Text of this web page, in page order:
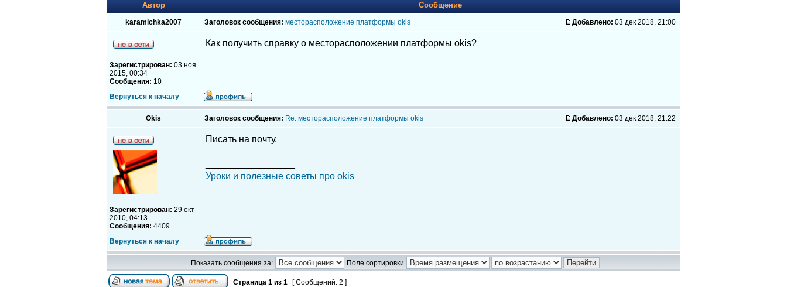
Автор Сообщение
karamichka2007 Заголовок сообщения: месторасположение платформы okis Добавлено: 03 дек 2018, 21:00
Зарегистрирован: 03 ноя
2015, 00:34
Сообщения: 10
Как получить справку о месторасположении платформы okis?
Вернуться к началу
Okis Заголовок сообщения: Re: месторасположение платформы okis Добавлено: 03 дек 2018, 21:22
Зарегистрирован: 29 окт
2010, 04:13
Сообщения: 4409
Писать на почту.
Уроки и полезные советы про okis
Вернуться к началу
Показать сообщения за: Поле сортировки
Страница 1 из 1 [ Сообщений: 2 ]